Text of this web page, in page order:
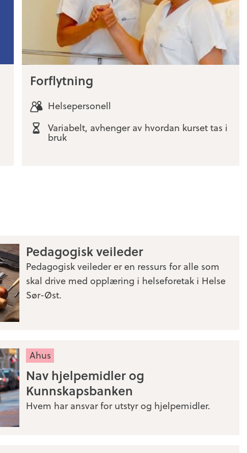
Forflytning
Helsepersonell
Variabelt, avhenger av hvordan kurset tas i
bruk
Pedagogisk veileder
Pedagogisk veileder er en ressurs for alle som
skal drive med opplæring i helseforetak i Helse
Sør-Øst.
Ahus
Nav hjelpemidler og
Kunnskapsbanken
Hvem har ansvar for utstyr og hjelpemidler.